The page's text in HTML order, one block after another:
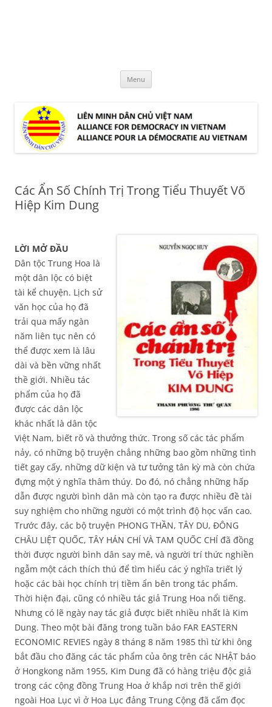
Menu
Các Ẩn Số Chính Trị Trong Tiểu Thuyết Võ
Hiệp Kim Dung
LỜI MỞ ĐẦU
Dân tộc Trung Hoa là
một dân lộc có biệt
tài kể chuyện. Lịch sử
văn học của họ đã
trải qua mấy ngàn
năm liên tục nên có
thể được xem là lâu
dài và bền vững nhất
thề giới. Nhiều tác
phẩm của họ đã
được các dân lộc
khác nhất là dân tộc
Việt Nam, biết rõ và thưởng thức. Trong số các tác phẩm
nảy, có những bộ truyện chẳng những bao gồm những tình
tiết gay cấy, những dữ kiện và tư tưởng tân kỳ mà còn chứa
đựng một ý nghĩa thâm thúy. Do đó, nó chẳng những hấp
dẫn được người bình dân mà còn tạo ra được nhiều đề tài
suy nghiệm cho những người có một trình độ học vấn cao.
Trước đây, các bộ truyện PHONG THẦN, TÂY DU, ĐÔNG
CHÂU LIỆT QUỐC, TÂY HÁN CHÍ VÀ TAM QUỐC CHÍ đã đồng
thời được người bình dân say mê, và người trí thức nghiền
ngẫm một cách thích thú để tìm hiểu các ý nghĩa triết lý
hoặc các bài học chính trị tiềm ẩn bên trong tác phẩm.
Thời hiện đại, cũng có nhiều tác giả Trung Hoa nổi tiếng.
Nhưng có lẽ ngày nay tác giả được biết nhiều nhất là Kim
Dung. Theo một bài đăng trong tuần báo FAR EASTERN
ECONOMIC REVIES ngày 8 tháng 8 năm 1985 thì từ khi ông
bắt đầu cho đăng các tác phẩm của ông trên các NHẬT báo
ở Hongkong năm 1955, Kim Dung đã có hàng triệu độc giả
trong các cộng đồng Trung Hoa ở khắp nơi trên thế giới
ngoài Hoa Lục vì ở Hoa Lục đảng Trung Cộng đã cấm đọc